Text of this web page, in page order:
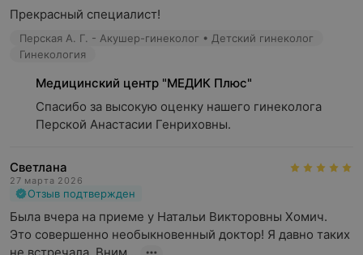
Прекрасный специалист!
Перская А. Г. - Акушер-гинеколог • Детский гинеколог
Гинекология
Медицинский центр "МЕДИК Плюс"
Спасибо за высокую оценку нашего гинеколога
Перской Анастасии Генриховны.
Светлана
27 марта 2026
Отзыв подтвержден
Была вчера на приеме у Натальи Викторовны Хомич.
Это совершенно необыкновенный доктор! Я давно таких